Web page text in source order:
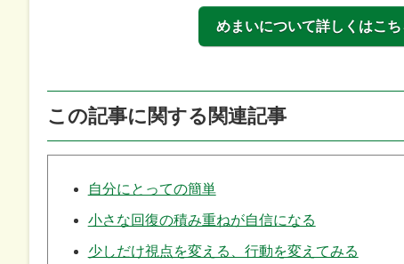
めまいについて詳しくはこち
この記事に関する関連記事
自分にとっての簡単
小さな回復の積み重ねが自信になる
少しだけ視点を変える、行動を変えてみる